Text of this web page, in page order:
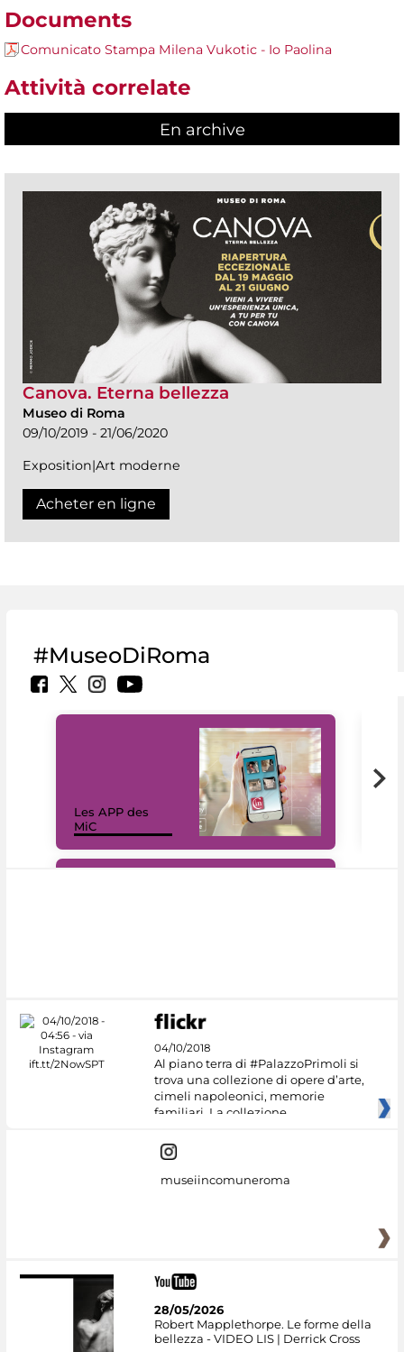
Documents
Comunicato Stampa Milena Vukotic - Io Paolina
Attività correlate
En archive
Canova. Eterna bellezza
Museo di Roma
09/10/2019 - 21/06/2020
Exposition|Art moderne
Acheter en ligne
#MuseoDiRoma
Les APP des
MiC
04/10/2018
Al piano terra di #PalazzoPrimoli si
trova una collezione di opere d’arte,
cimeli napoleonici, memorie
familiari. La collezione
museiincomuneroma
28/05/2026
Robert Mapplethorpe. Le forme della
bellezza - VIDEO LIS | Derrick Cross